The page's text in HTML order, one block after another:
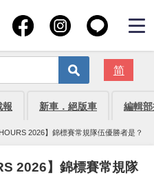
简
報 新車．絕版車 編輯
2026】錦標賽常規隊伍優勝者是？
2026】錦標賽常規隊